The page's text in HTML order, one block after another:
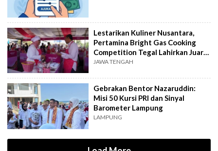
Lestarikan Kuliner Nusantara,
Pertamina Bright Gas Cooking
Competition Tegal Lahirkan Juara
Baru
JAWA TENGAH
Gebrakan Bentor Nazaruddin:
Misi 50 Kursi PRI dan Sinyal
Barometer Lampung
LAMPUNG